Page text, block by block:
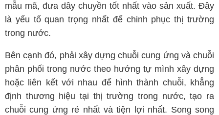
mẫu mã, đưa dây chuyền tốt nhất vào sản xuất. Đây
là yếu tố quan trọng nhất để chinh phục thị trường
trong nước.
Bên cạnh đó, phải xây dựng chuỗi cung ứng và chuỗi
phân phối trong nước theo hướng tự mình xây dựng
hoặc liên kết với nhau để hình thành chuỗi, khẳng
định thương hiệu tại thị trường trong nước, tạo ra
chuỗi cung ứng rẻ nhất và tiện lợi nhất. Song song